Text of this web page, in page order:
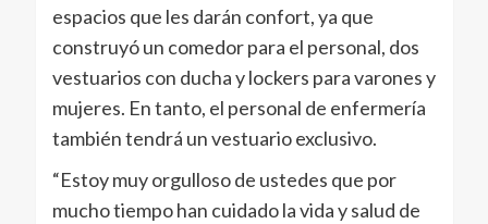
espacios que les darán confort, ya que
construyó un comedor para el personal, dos
vestuarios con ducha y lockers para varones y
mujeres. En tanto, el personal de enfermería
también tendrá un vestuario exclusivo.
“Estoy muy orgulloso de ustedes que por
mucho tiempo han cuidado la vida y salud de